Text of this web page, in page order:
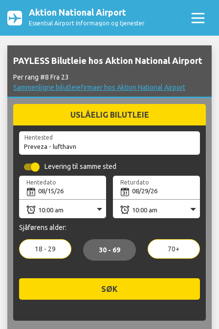
Aktion National Airport
Essential Airport Informasjon og tjenester
PAYLESS Bilutleie hos Aktion National Airport
Per rang #8 Fra 23
Sammenligne bilutleiefirmaer hos Aktion National Airport
USLÅELIG BILUTLEIE
Hentested
Levering til samme sted
Hentedato Returdato
Sjåførens alder:
18 - 29 30 - 69 70+
SØK